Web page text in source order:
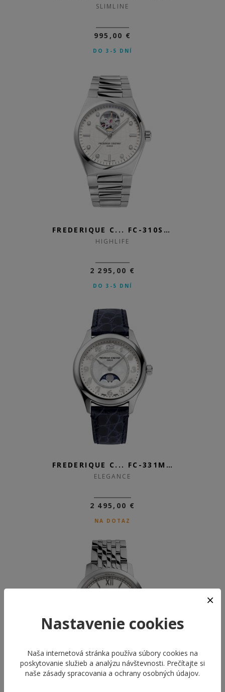
SLIMLINE
995,00 €
DO 3-5 DNÍ
FREDERIQUE C... FC-310SD2NH6B
HIGHLIFE
2 295,00 €
DO 3-5 DNÍ
FREDERIQUE C... FC-331MPWD3B6
ELEGANCE
2 495,00 €
NA DOTAZ
Nastavenie cookies
Naša internetová stránka používa súbory cookies na
poskytovanie služieb a analýzu návštevnosti. Prečítajte si
naše zásady spracovania a ochrany osobných údajov.